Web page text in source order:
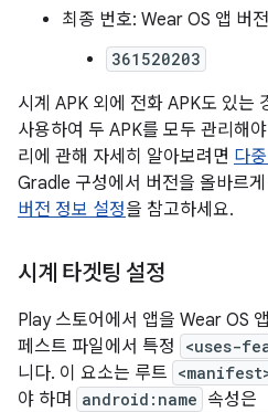
최종 번호: Wear OS 앱 버
361520203
시계 APK 외에 전화 APK도 있는
사용하여 두 APK를 모두 관리해
리에 관해 자세히 알아보려면 다
Gradle 구성에서 버전을 올바르
버전 정보 설정을 참고하세요.
시계 타겟팅 설정
Play 스토어에서 앱을 Wear OS
페스트 파일에서 특정
<uses-
니다. 이 요소는 루트
야 하며
android:name 속성은